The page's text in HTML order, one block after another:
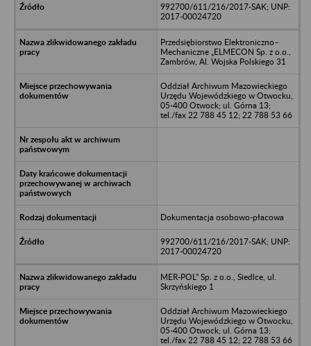
992700/611/216/2017-SAK; UNP:
2017-00024720
Przedsiębiorstwo Elektroniczno–
Mechaniczne „ELMECON Sp. z o.o.,
Zambrów, Al. Wojska Polskiego 31
Oddział Archiwum Mazowieckiego
Urzędu Wojewódzkiego w Otwocku,
05-400 Otwock; ul. Górna 13;
tel./fax 22 788 45 12; 22 788 53 66
Dokumentacja osobowo-płacowa
992700/611/216/2017-SAK; UNP:
2017-00024720
MER-POL” Sp. z o.o., Siedlce, ul.
Skrzyńskiego 1
Oddział Archiwum Mazowieckiego
Urzędu Wojewódzkiego w Otwocku,
05-400 Otwock; ul. Górna 13;
tel./fax 22 788 45 12; 22 788 53 66